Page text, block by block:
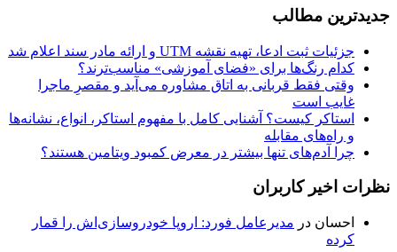
جدیدترین مطالب
جزئیات ثبت ادعا، تهیه نقشه UTM و ارائه مادر سند اعلام شد
کدام رنگ‌ها برای «فضای آموزشی» مناسب‌ترند؟
وقتی فقط قربانی به اتاق مشاوره می‌آید و مقصرِ ماجرا
غایب است
استاکر کیست؟ آشنایی کامل با مفهوم استاکر، انواع، نشانه‌ها
و راه‌های مقابله
چرا آدم‌های تنها بیشتر در معرض کمبود ویتامین هستند؟
نظرات اخیر کاربران
احسان در مدیرعامل فورد: اروپا خودروسازی‌اش را قمار
کرده